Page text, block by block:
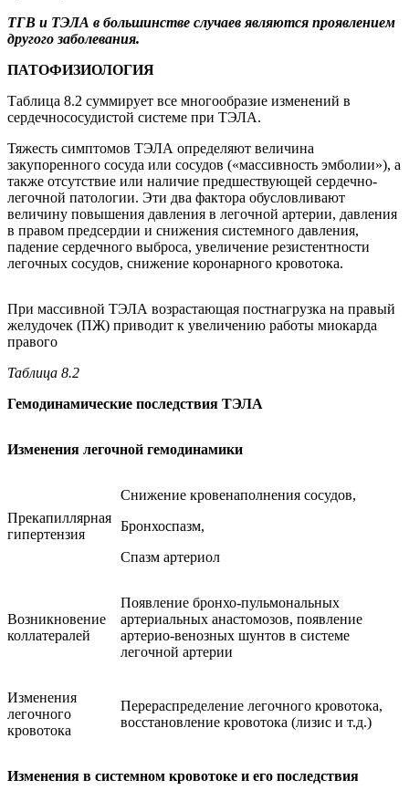
ТГВ и ТЭЛА в большинстве случаев являются проявлением
другого заболевания.
ПАТОФИЗИОЛОГИЯ
Таблица 8.2 суммирует все многообразие изменений в
сердечнососудистой системе при ТЭЛА.
Тяжесть симптомов ТЭЛА определяют величина
закупоренного сосуда или сосудов («массивность эмболии»), а
также отсутствие или наличие предшествующей сердечно-
легочной патологии. Эти два фактора обусловливают
величину повышения давления в легочной артерии, давления
в правом предсердии и снижения системного давления,
падение сердечного выброса, увеличение резистентности
легочных сосудов, снижение коронарного кровотока.
При массивной ТЭЛА возрастающая постнагрузка на правый
желудочек (ПЖ) приводит к увеличению работы миокарда
правого
Таблица 8.2
Гемодинамические последствия ТЭЛА
Изменения легочной гемодинамики
Прекапиллярная
гипертензия
Снижение кровенаполнения сосудов,
Бронхоспазм,
Спазм артериол
Возникновение
коллатералей
Появление бронхо-пульмональных
артериальных анастомозов, появление
артерио-венозных шунтов в системе
легочной артерии
Изменения
легочного
кровотока
Перераспределение легочного кровотока,
восстановление кровотока (лизис и т.д.)
Изменения в системном кровотоке и его последствия